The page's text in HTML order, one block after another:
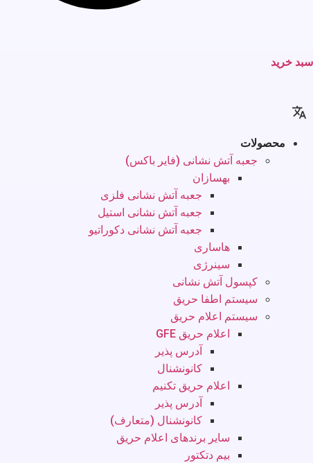
سبد خرید
محصولات
جعبه آتش نشانی (فایر باکس)
بهسازان
جعبه آتش نشانی فلزی
جعبه آتش نشانی استیل
جعبه آتش نشانی دکوراتیو
هاساری
سینرژی
کپسول آتش نشانی
سیستم اطفا حریق
سیستم اعلام حریق
اعلام حریق GFE
آدرس پذیر
کانونشنال
اعلام حریق تکنیم
آدرس پذیر
کانونشنال (متعارف)
سایر برندهای اعلام حریق
بیم دتکتور